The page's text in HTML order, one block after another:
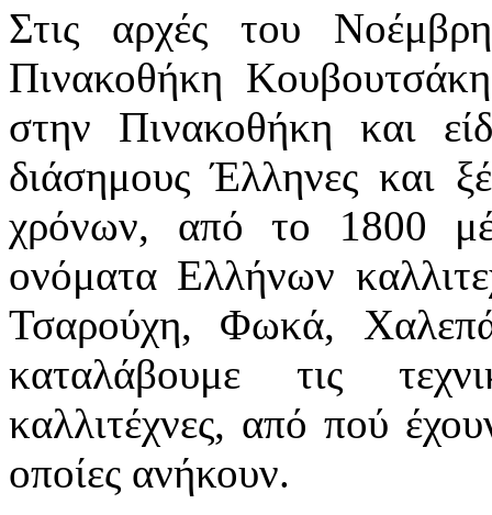
Στις αρχές του
Πινακοθήκη
στην Πινακοθήκη και
διάσημους Έλληνες και
χρόνων, από το 1800
ονόματα Ελλήνων
Τσαρούχη, Φωκά,
καταλάβουμε τις
καλλιτέχνες, από πού
οποίες ανήκουν.